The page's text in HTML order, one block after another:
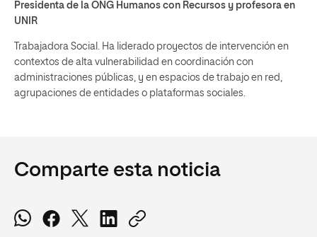
Presidenta de la ONG Humanos con Recursos y profesora en
UNIR
Trabajadora Social. Ha liderado proyectos de intervención en
contextos de alta vulnerabilidad en coordinación con
administraciones públicas, y en espacios de trabajo en red,
agrupaciones de entidades o plataformas sociales.
Comparte esta noticia